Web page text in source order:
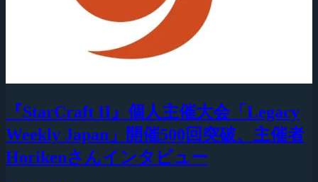
『StarCraft II』個人主催大会「Legacy
Weekly Japan」開催500回突破、主催者
Horikenさんインタビュー